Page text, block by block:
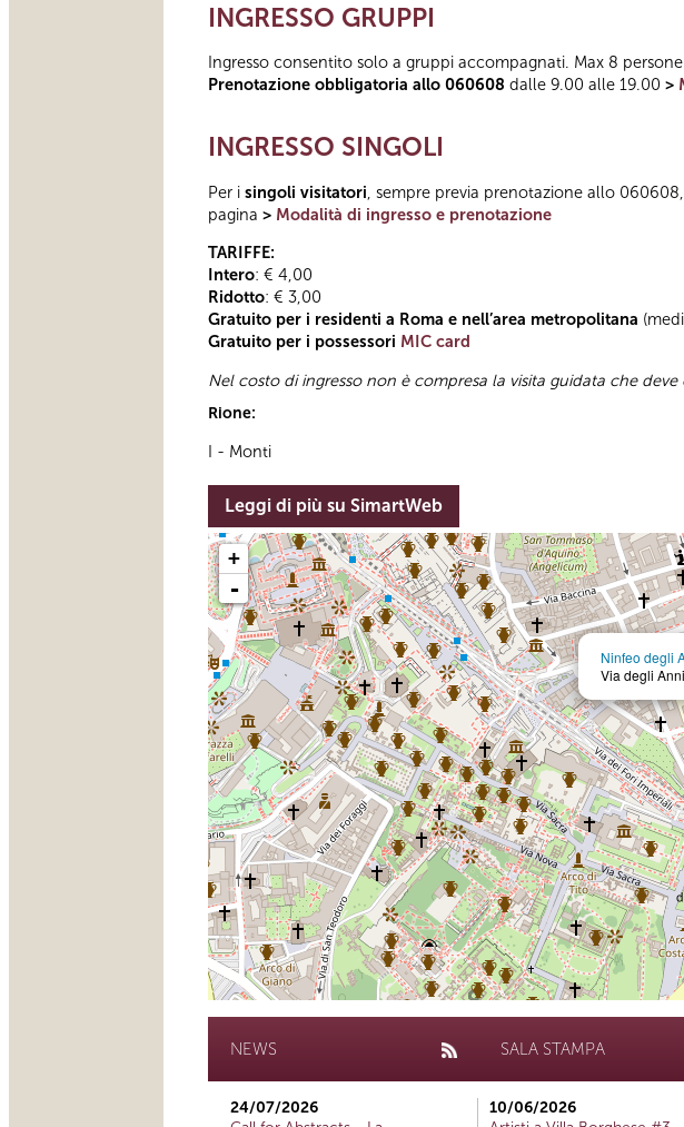
INGRESSO GRUPPI
Ingresso consentito solo a gruppi accompagnati. Max 8 persone
Prenotazione obbligatoria allo 060608 dalle 9.00 alle 19.00 >
INGRESSO SINGOLI
Per i singoli visitatori, sempre previa prenotazione allo
pagina > Modalità di ingresso e prenotazione
TARIFFE:
Intero: € 4,00
Ridotto: € 3,00
Gratuito per i residenti a Roma e nell’area metropolitana
Gratuito per i possessori MIC card
Nel costo di ingresso non è compresa la visita guidata che
Rione:
I - Monti
Leggi di più su SimartWeb
Ninfeo degli
Via degli
+
-
NEWS
24/07/2026
SALA STAMPA
10/06/2026